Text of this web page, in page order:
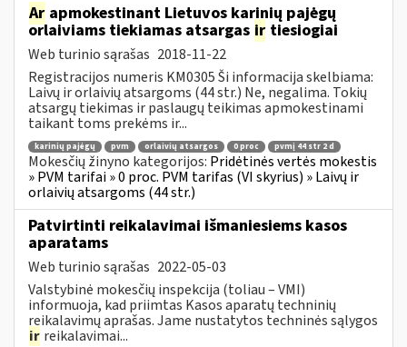
Ar apmokestinant Lietuvos karinių pajėgų
orlaiviams tiekiamas atsargas ir tiesiogiai
Web turinio sąrašas 2018-11-22
Registracijos numeris KM0305 Ši informacija skelbiama:
Laivų ir orlaivių atsargoms (44 str.) Ne, negalima. Tokių
atsargų tiekimas ir paslaugų teikimas apmokestinami
taikant toms prekėms ir...
karinių pajėgų pvm orlaivių atsargos 0 proc pvmį 44 str 2 d
Mokesčių žinyno kategorijos: Pridėtinės vertės mokestis
» PVM tarifai » 0 proc. PVM tarifas (VI skyrius) » Laivų ir
orlaivių atsargoms (44 str.)
Patvirtinti reikalavimai išmaniesiems kasos
aparatams
Web turinio sąrašas 2022-05-03
Valstybinė mokesčių inspekcija (toliau – VMI)
informuoja, kad priimtas Kasos aparatų techninių
reikalavimų aprašas. Jame nustatytos techninės sąlygos
ir reikalavimai...